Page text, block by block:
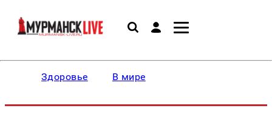
Здоровье В мире